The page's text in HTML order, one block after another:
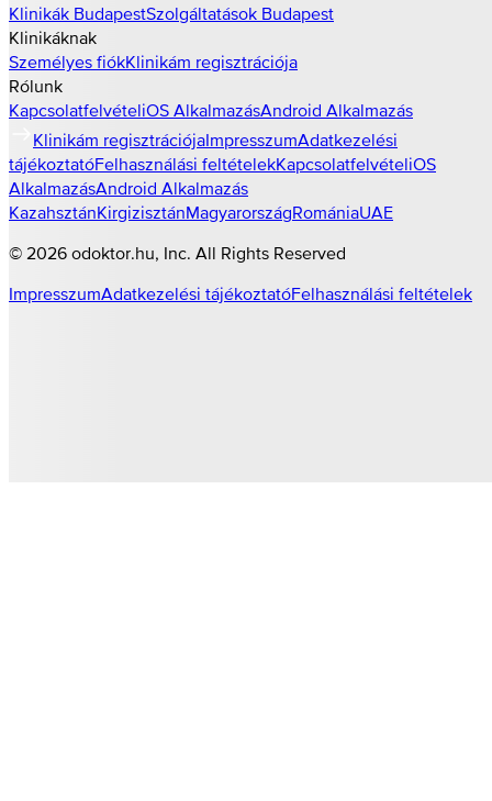
Klinikák BudapestSzolgáltatások Budapest
Klinikáknak
Személyes fiókKlinikám regisztrációja
Rólunk
KapcsolatfelvételiOS AlkalmazásAndroid Alkalmazás
Klinikám regisztrációjaImpresszumAdatkezelési
tájékoztatóFelhasználási feltételekKapcsolatfelvételiOS
AlkalmazásAndroid Alkalmazás
KazahsztánKirgizisztánMagyarországRomániaUAE
© 2026 odoktor.hu, Inc. All Rights Reserved
ImpresszumAdatkezelési tájékoztatóFelhasználási feltételek